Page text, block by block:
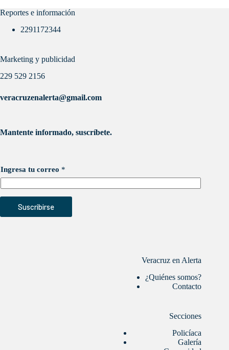
Reportes e información
2291172344
Marketing y publicidad
229 529 2156
veracruzenalerta@gmail.com
Mantente informado, suscríbete.
Ingresa tu correo *
Suscribirse
Veracruz en Alerta
¿Quiénes somos?
Contacto
Secciones
Policíaca
Galería